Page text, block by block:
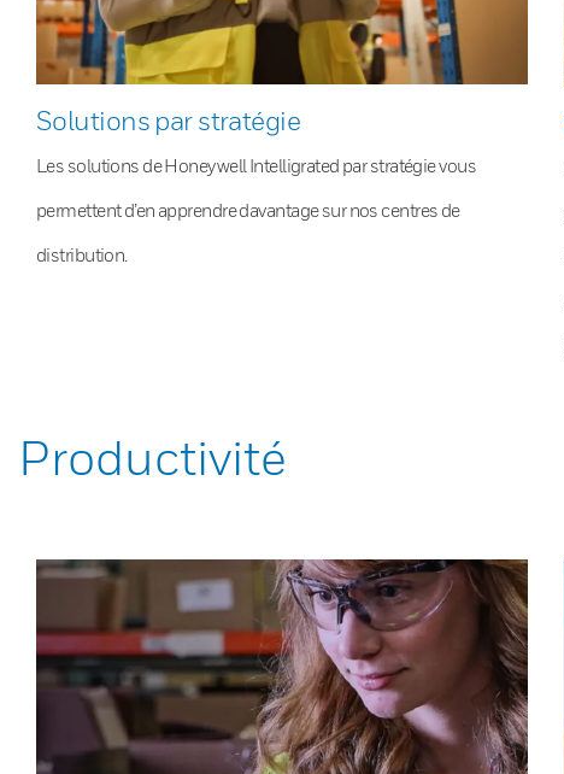
Solutions par stratégie
Les solutions de Honeywell Intelligrated par stratégie vous
permettent d’en apprendre davantage sur nos centres de
distribution.
Productivité